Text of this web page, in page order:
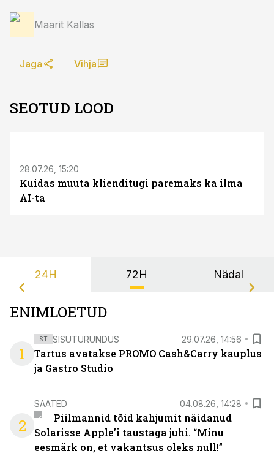
Maarit Kallas
Jaga Vihja
SEOTUD LOOD
28.07.26, 15:20
Kuidas muuta klienditugi paremaks ka ilma
AI-ta
24H 72H Nädal
ENIMLOETUD
1
ST SISUTURUNDUS 29.07.26, 14:56
Tartus avatakse PROMO Cash&Carry kauplus
ja Gastro Studio
2
SAATED 04.08.26, 14:28
Piilmannid tõid kahjumit näidanud
Solarisse Apple’i taustaga juhi. “Minu
eesmärk on, et vakantsus oleks null!”